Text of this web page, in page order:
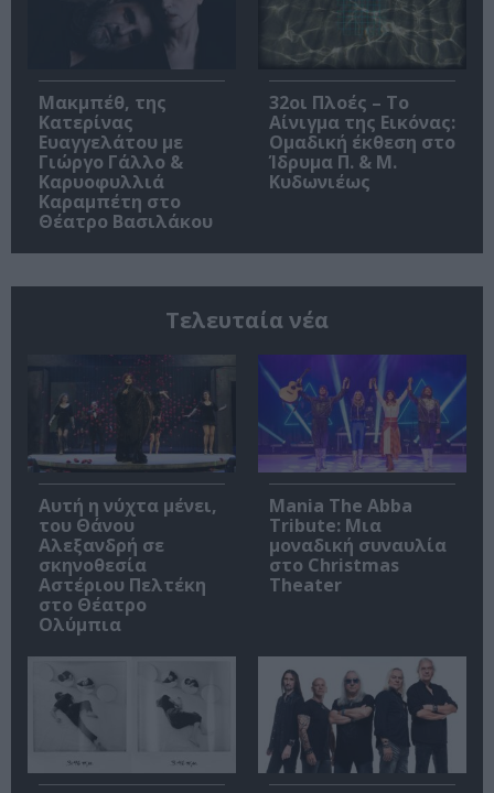
Μακμπέθ, της
Κατερίνας
Ευαγγελάτου με
Γιώργο Γάλλο &
Καρυοφυλλιά
Καραμπέτη στο
Θέατρο Βασιλάκου
32οι Πλοές – Το
Αίνιγμα της Εικόνας:
Ομαδική έκθεση στο
Ίδρυμα Π. & Μ.
Κυδωνιέως
Τελευταία νέα
Αυτή η νύχτα μένει,
του Θάνου
Αλεξανδρή σε
σκηνοθεσία
Αστέριου Πελτέκη
στο Θέατρο
Ολύμπια
Mania The Abba
Tribute: Μια
μοναδική συναυλία
στο Christmas
Theater